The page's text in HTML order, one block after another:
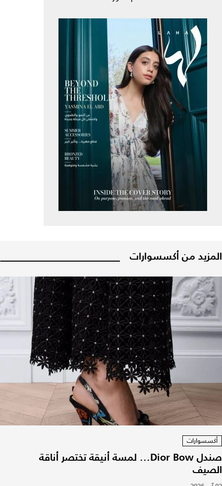
المزيد من أكسسوارات
أكسسوارات
صندل Dior Bow... لمسة أنيقة تختصر أناقة
الصيف